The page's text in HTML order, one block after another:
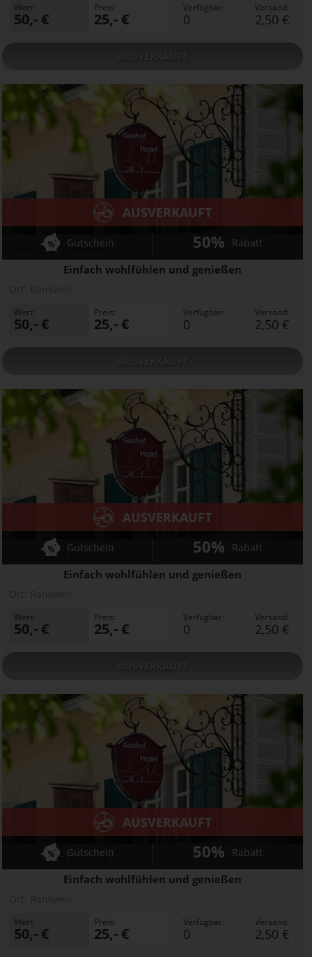
Wert:
50,- €
Preis:
25,- €
Verfügbar:
0
Versand:
2,50 €
Herburger's Mohren
Einfach wohlfühlen und genießen
AUSVERKAUFT
Gutschein 50% Rabatt
Wert:
50,- €
Preis:
25,- €
Verfügbar:
0
Versand:
2,50 €
Herburger's Mohren
Einfach wohlfühlen und genießen
AUSVERKAUFT
Gutschein 50% Rabatt
Wert:
50,- €
Preis:
25,- €
Verfügbar:
0
Versand:
2,50 €
Herburger's Mohren
Einfach wohlfühlen und genießen
AUSVERKAUFT
Gutschein 50% Rabatt
Wert:
50,- €
Preis:
25,- €
Verfügbar:
0
Versand:
2,50 €